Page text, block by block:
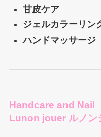
甘皮ケア
ジェルカラーリン
ハンドマッサージ
Handcare and Nail
Lunon jouer ルノン